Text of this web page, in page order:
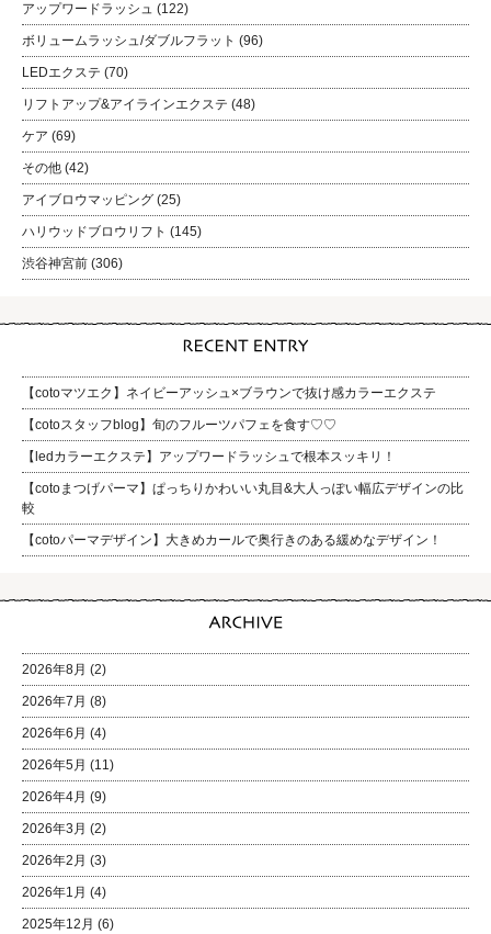
アップワードラッシュ (122)
ボリュームラッシュ/ダブルフラット (96)
LEDエクステ (70)
リフトアップ&アイラインエクステ (48)
ケア (69)
その他 (42)
アイブロウマッピング (25)
ハリウッドブロウリフト (145)
渋谷神宮前 (306)
【cotoマツエク】ネイビーアッシュ×ブラウンで抜け感カラーエクステ
【cotoスタッフblog】旬のフルーツパフェを食す♡♡
【ledカラーエクステ】アップワードラッシュで根本スッキリ！
【cotoまつげパーマ】ぱっちりかわいい丸目&大人っぽい幅広デザインの比
較
【cotoパーマデザイン】大きめカールで奥行きのある緩めなデザイン！
2026年8月 (2)
2026年7月 (8)
2026年6月 (4)
2026年5月 (11)
2026年4月 (9)
2026年3月 (2)
2026年2月 (3)
2026年1月 (4)
2025年12月 (6)